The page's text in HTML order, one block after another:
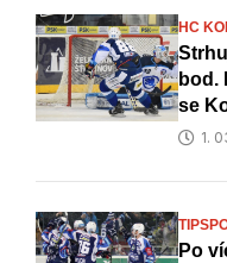
HC
bod.
se
1.
Po